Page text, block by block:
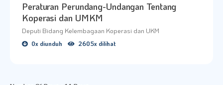
Peraturan Perundang-Undangan Tentang
Koperasi dan UMKM
Deputi Bidang Kelembagaan Koperasi dan UKM
0x diunduh 2605x dilihat